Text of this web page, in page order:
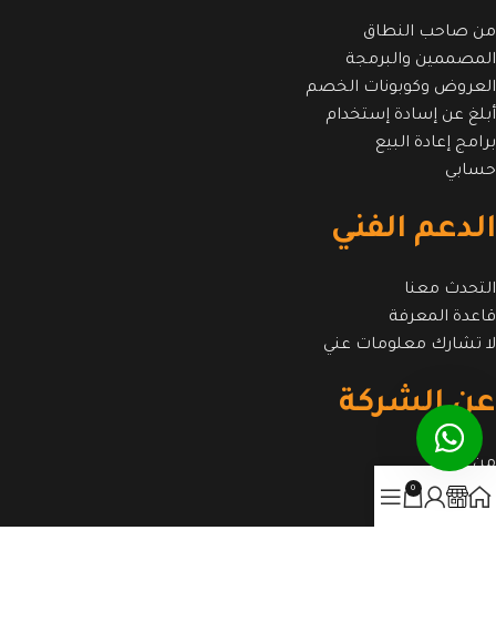
من صاحب النطاق
المصممين والبرمجة
العروض وكوبونات الخصم
أبلغ عن إسادة إستخدام
برامج إعادة البيع
حسابي
الدعم الفني
التحدث معنا
قاعدة المعرفة
لا تشارك معلومات عني
عن الشركة
من نحن
الوطائف
0